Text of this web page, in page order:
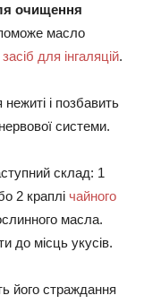
очищення
масло
для інгаляцій.
і позбавить
системи.
склад: 1
2 краплі чайного
масла.
до місць укусів.
його страждання